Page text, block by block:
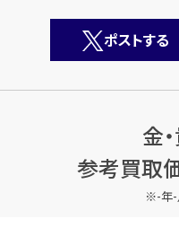
1
まずは
【総合受付
ポストする
金
参考買取
-年